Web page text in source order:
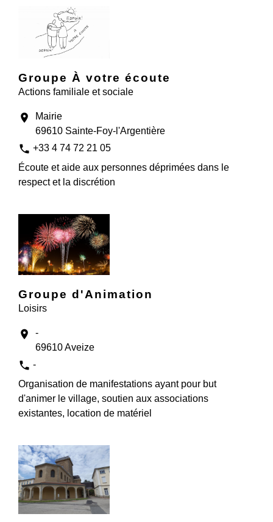
Groupe À votre écoute
Actions familiale et sociale
location_on
Mairie
69610 Sainte-Foy-l'Argentière
phone +33 4 74 72 21 05
Écoute et aide aux personnes déprimées dans le
respect et la discrétion
Groupe d'Animation
Loisirs
location_on
-
69610 Aveize
phone -
Organisation de manifestations ayant pour but
d'animer le village, soutien aux associations
existantes, location de matériel